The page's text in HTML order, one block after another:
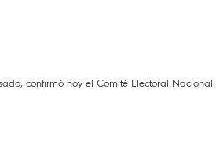
confirmó hoy el Comité Electoral Nacional